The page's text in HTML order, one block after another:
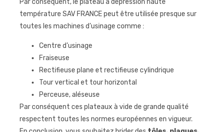
Par conséquent, le plateau à dépression haute
température SAV FRANCE peut être utilisée presque sur
toutes les machines d’usinage comme :
Centre d’usinage
Fraiseuse
Rectifieuse plane et rectifieuse cylindrique
Tour vertical et tour horizontal
Perceuse, aléseuse
Par conséquent ces plateaux à vide de grande qualité
respectent toutes les normes européennes en vigueur.